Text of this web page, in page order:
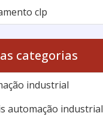
clp
categorias
industrial
automação industrial